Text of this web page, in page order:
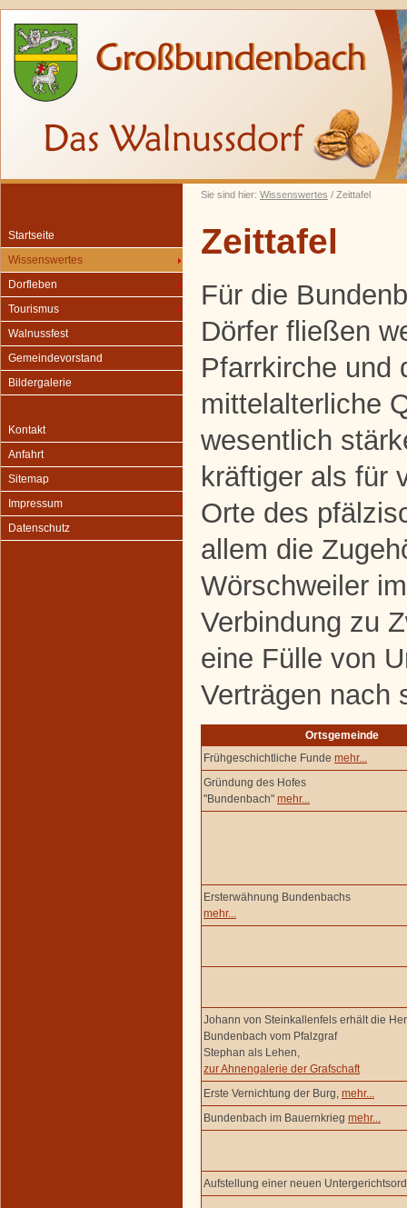
Sie sind hier: Wissenswertes / Zeittafel
Startseite
Wissenswertes
Dorfleben
Tourismus
Walnussfest
Gemeindevorstand
Bildergalerie
Kontakt
Anfahrt
Sitemap
Impressum
Datenschutz
Zeittafel
Für die
Dörfer fließen
Pfarrkirche und
mittelalterliche
wesentlich
kräftiger als für
Orte des
allem die
Wörschweiler
Verbindung zu
eine Fülle von
Verträgen nach
Ortsgemeinde
Frühgeschichtliche Funde mehr...
Gründung des Hofes
"Bundenbach" mehr...
Ersterwähnung Bundenbachs
mehr...
Johann von Steinkallenfels erhält die
Bundenbach vom Pfalzgraf
Stephan als Lehen,
zur Ahnengalerie der Grafschaft
Erste Vernichtung der Burg, mehr...
Bundenbach im Bauernkrieg mehr...
Aufstellung einer neuen